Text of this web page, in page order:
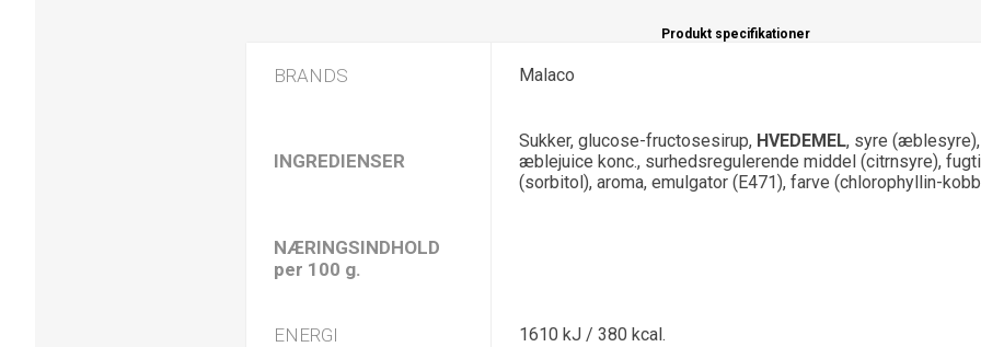
Produkt specifikationer
BRANDS Malaco
INGREDIENSER
Sukker, glucose-fructosesirup, HVEDEMEL, syre
æblejuice konc., surhedsregulerende middel (citrnsyre),
(sorbitol), aroma, emulgator (E471), farve (chlorophyllin-
NÆRINGSINDHOLD
per 100 g.
ENERGI 1610 kJ / 380 kcal.